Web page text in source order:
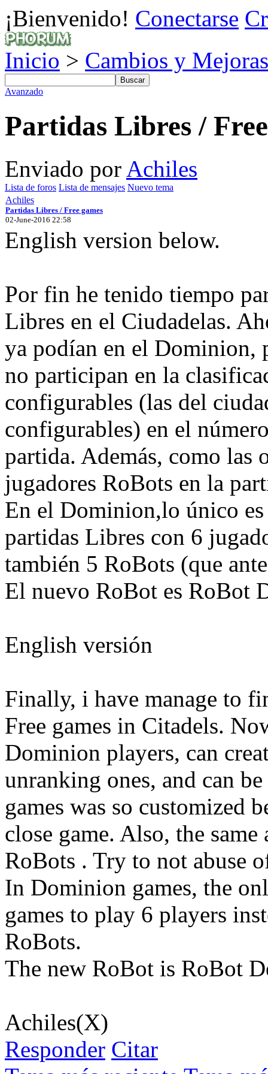
¡Bienvenido! Conectarse
Inicio > Cambios y
Avanzado
Partidas Libres /
Enviado por Achiles
Lista de foros Lista de mensajes Nuevo tema
Achiles
Partidas Libres / Free games
02-June-2016 22:58
English version below.
Por fin he tenido tiempo
Libres en el Ciudadelas.
ya podían en el Dominion,
no participan en la
configurables (las del
configurables) en el
partida. Además, como las
jugadores RoBots en la
En el Dominion,lo único es
partidas Libres con 6
también 5 RoBots (que
El nuevo RoBot es RoBot
English versión
Finally, i have manage to
Free games in Citadels.
Dominion players, can
unranking ones, and can
games was so customized
close game. Also, the
RoBots . Try to not abuse
In Dominion games, the
games to play 6 players
RoBots.
The new RoBot is RoBot
Achiles(X)
Responder Citar